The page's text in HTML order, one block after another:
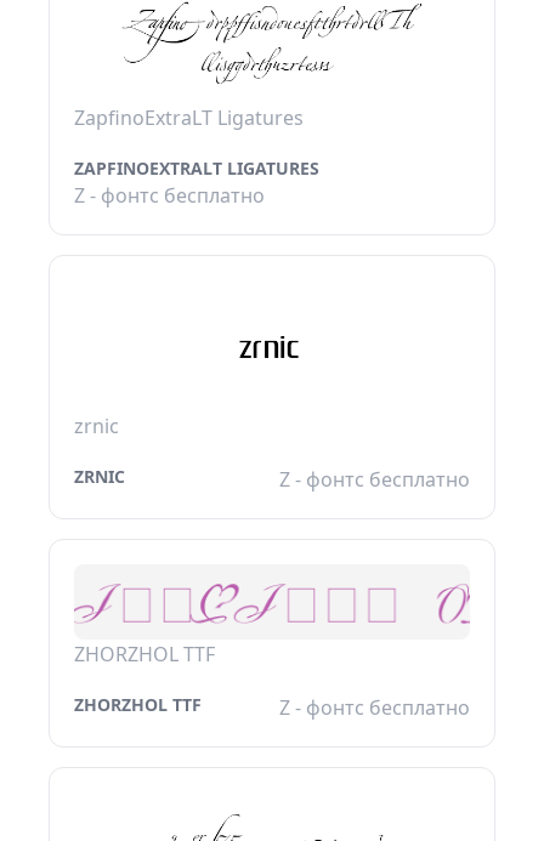
ZapfinoExtraLT Ligatures
ZAPFINOEXTRALT LIGATURES
Z - фонтс бесплатно
zrnic
ZRNIC Z - фонтс бесплатно
ZHORZHOL TTF
ZHORZHOL TTF Z - фонтс бесплатно